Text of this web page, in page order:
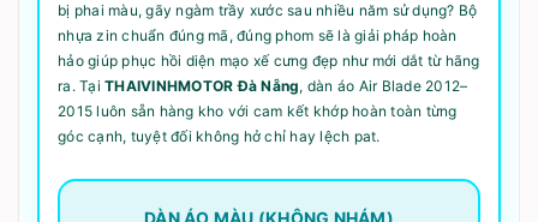
bị phai màu, gãy ngàm trầy xước sau nhiều năm sử dụng? Bộ
nhựa zin chuẩn đúng mã, đúng phom sẽ là giải pháp hoàn
hảo giúp phục hồi diện mạo xế cưng đẹp như mới dắt từ hãng
ra. Tại THAIVINHMOTOR Đà Nẵng, dàn áo Air Blade 2012–
2015 luôn sẵn hàng kho với cam kết khớp hoàn toàn từng
góc cạnh, tuyệt đối không hở chỉ hay lệch pat.
DÀN ÁO MÀU (KHÔNG NHÁM)